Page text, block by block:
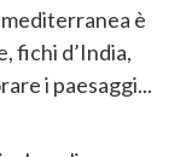
è
fichi d’India,
i paesaggi...